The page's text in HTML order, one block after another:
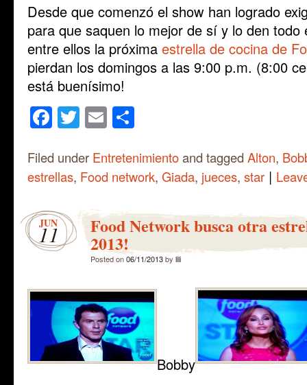
Desde que comenzó el show han logrado
para que saquen lo mejor de sí y lo den
entre ellos la próxima estrella de cocina de
pierdan los domingos a las 9:00 p.m. (8:00
está buenísimo!
Facebook
Twitter
Email
Filed under Entretenimientoand tagged Alton,
estrellas, Food network, Giada, jueces, star |
JUN
11 Food Network busca otra
2013!
Posted on06/11/2013by lili
Bobby